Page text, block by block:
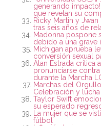
generando
que revelan su
Ricky Martin y
tras seis años de
Madonna pospone
debido a una grave
Michigan aprueba
conversión sexual
Alan Estrada critica
pronunciarse
durante la Marcha
Marchas del
Celebración y
Taylor Swift
su esperado
La mujer que se
fútbol